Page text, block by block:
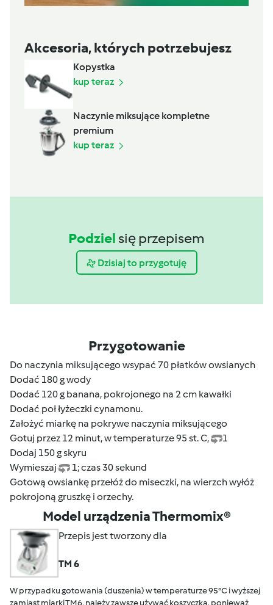
Akcesoria, których potrzebujesz
Kopystka
kup teraz
Naczynie miksujące kompletne
premium
kup teraz
Podziel się przepisem
Dzisiaj to przygotuję
Przygotowanie
Do naczynia miksującego wsypać 70 płatków owsianych
Dodać 180 g wody
Dodać 120 g banana, pokrojonego na 2 cm kawałki
Dodać poł łyżeczki cynamonu.
Założyć miarkę na pokrywe naczynia miksującego
Gotuj przez 12 minut, w temperaturze 95 st. C,
1
Dodaj 150 g skyru
Wymieszaj
1; czas 30 sekund
Gotową owsiankę przełóż do miseczki, na wierzch wyłóż
pokrojoną gruszkę i orzechy.
Model urządzenia Thermomix®
Przepis jest tworzony dla
TM 6
W przypadku gotowania (duszenia) w temperaturze 95°C i wyższej